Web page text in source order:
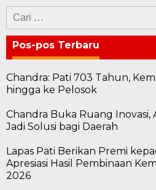
Cari
untuk:
Pos-pos Terbaru
Chandra: Pati 703 Tahun,
hingga ke Pelosok
Chandra Buka Ruang Inovasi,
Jadi Solusi bagi Daerah
Lapas Pati Berikan Premi
Apresiasi Hasil Pembinaan
2026